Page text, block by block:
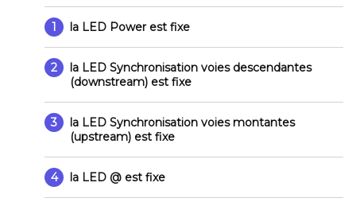
1 la LED Powerest fixe
2 la LED Synchronisation voies descendantes
(downstream) est fixe
3 la LED Synchronisation voies montantes
(upstream) est fixe
4 la LED @ est fixe